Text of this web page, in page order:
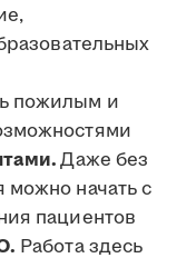
пожилым и
Даже без
можно начать с
пациентов
Работа здесь